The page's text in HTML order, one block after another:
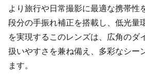
より旅行や日常撮影に最適な携帯性
段分の手振れ補正を搭載し、低光量
を実現するこのレンズは、広角のダ
扱いやすさを兼ね備え、多彩なシー
ます。